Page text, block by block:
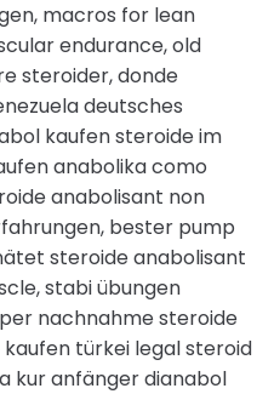
macros for lean
endurance, old
steroider, donde
deutsches
kaufen steroide im
anabolika como
anabolisant non
bester pump
steroide anabolisant
stabi übungen
nachnahme steroide
türkei legal steroid
kur anfänger dianabol